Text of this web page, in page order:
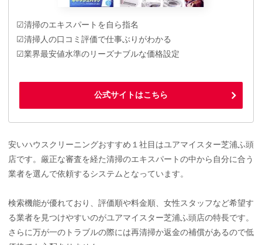
☑清掃のエキスパートを自ら指名
☑清掃人の口コミ評価で仕事ぶりがわかる
☑業界最安値水準のリーズナブルな価格設定
公式サイトはこちら
安いハウスクリーニングおすすめ１社目はユアマイスター芝浦ふ頭
店です。厳正な審査を経た清掃のエキスパートの中から自分に合う
業者を選んで依頼するシステムとなっています。
検索機能が優れており、評価順や料金順、女性スタッフなど希望す
る業者を見つけやすいのがユアマイスター芝浦ふ頭店の特長です。
さらに万が一のトラブルの際には再清掃か返金の補償があるので低